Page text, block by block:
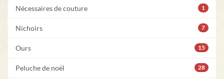
Nécessaires de couture 1
Nichoirs 7
Ours 15
Peluche de noël 28